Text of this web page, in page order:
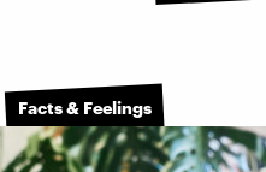
Facts & Feelings